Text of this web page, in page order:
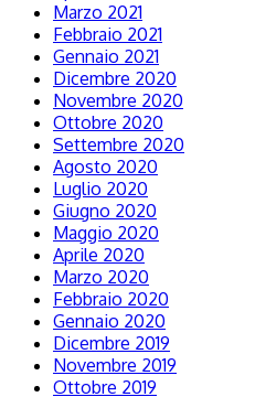
Marzo 2021
Febbraio 2021
Gennaio 2021
Dicembre 2020
Novembre 2020
Ottobre 2020
Settembre 2020
Agosto 2020
Luglio 2020
Giugno 2020
Maggio 2020
Aprile 2020
Marzo 2020
Febbraio 2020
Gennaio 2020
Dicembre 2019
Novembre 2019
Ottobre 2019